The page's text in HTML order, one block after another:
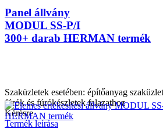
Panel állvány
MODUL SS-P/I
300+ darab HERMAN termék
Szaküzletek esetében: építőanyag
fúrók és fúrókészletek falazathoz
Kérésre
Termék leírása